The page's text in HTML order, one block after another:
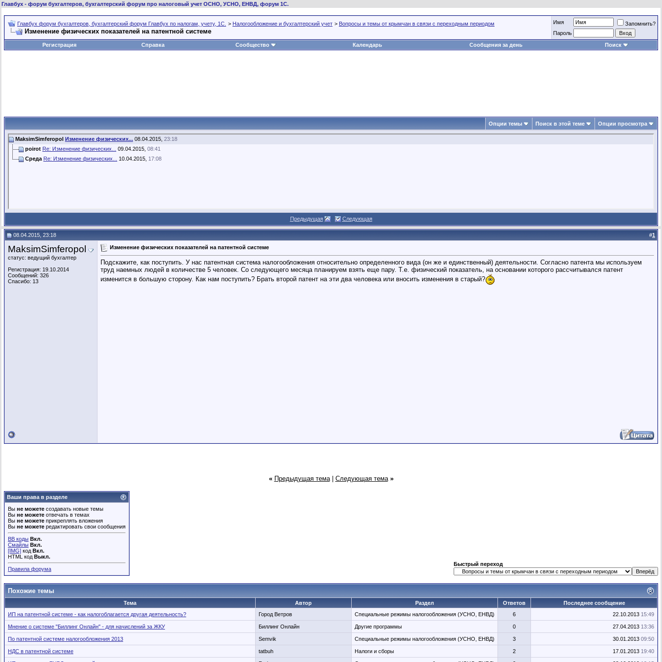
Главбух - форум бухгалтеров, бухгалтерский форум про налоговый учет ОСНО, УСНО, ЕНВД, форум 1С.
Главбух форум бухгалтеров, бухгалтерский форум Главбух по налогам, учету, 1С. > Налогообложение и бухгалтерский учет > Вопросы и темы от крымчан в связи с переходным периодом
Изменение физических показателей на патентной системе
Имя
Запомнить?
Пароль
Регистрация
Справка Сообщество Календарь Сообщения за день Поиск
Опции темы Поиск в этой теме Опции просмотра
MaksimSimferopol Изменение физических... 08.04.2015, 23:18
poirot Re: Изменение физических... 09.04.2015, 08:41
Среда Re: Изменение физических... 10.04.2015, 17:08
Предыдущая Следующая
08.04.2015, 23:18 #1
MaksimSimferopol
статус: ведущий бухгалтер
Регистрация: 19.10.2014
Сообщений: 326
Спасибо: 13
Изменение физических показателей на патентной системе
Подскажите, как поступить. У нас патентная система налогообложения относительно определенного вида (он же и единственный) деятельности. Согласно патента мы используем
труд наемных людей в количестве 5 человек. Со следующего месяца планируем взять еще пару. Т.е. физический показатель, на основании которого рассчитывался патент
изменится в большую сторону. Как нам поступить? Брать второй патент на эти два человека или вносить изменения в старый?
« Предыдущая тема| Следующая тема »
Ваши права в разделе
Вы не можете создавать новые темы
Вы не можете отвечать в темах
Вы не можете прикреплять вложения
Вы не можете редактировать свои сообщения
BB коды Вкл.
Смайлы Вкл.
[IMG] код Вкл.
HTML код Выкл.
Правила форума
Быстрый переход
Похожие темы
Тема Автор Раздел Ответов
Последнее сообщение
ИП на патентной системе - как налогоблагается другая деятельность?
Город Ветров Специальные режимы налогообложения (УСНО, ЕНВД) 6 22.10.2013 15:49
Мнение о системе "Биллинг Онлайн" - для начислений за ЖКУ Биллинг Онлайн Другие программы 0 27.04.2013 13:36
По патентной системе налогообложения 2013 Semvik Специальные режимы налогообложения (УСНО, ЕНВД) 3 30.01.2013 09:50
НДС в патентной системе tatbuh Налоги и сборы 2 17.01.2013 19:40